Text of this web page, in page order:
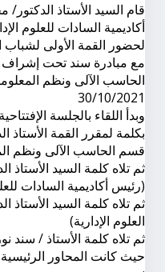
قام السيد الأستاذ
أكاديمية السادات للعلوم
لحضور القمة الأولى لشباب
مع مبادرة سند تحت
الحاسب الآلى ونظم
30/10/2021
وبدأ اللقاء بالجلسة
بكلمة لمقرر القمة
قسم الحاسب الآلى ونظم
ثم تلاه كلمة السيد
(رئيس أكاديمية السادات
ثم تلاه كلمة السيد
العلوم الإدارية)
ثم تلاه كلمة الأستاذ /
حيث كانت المحاور